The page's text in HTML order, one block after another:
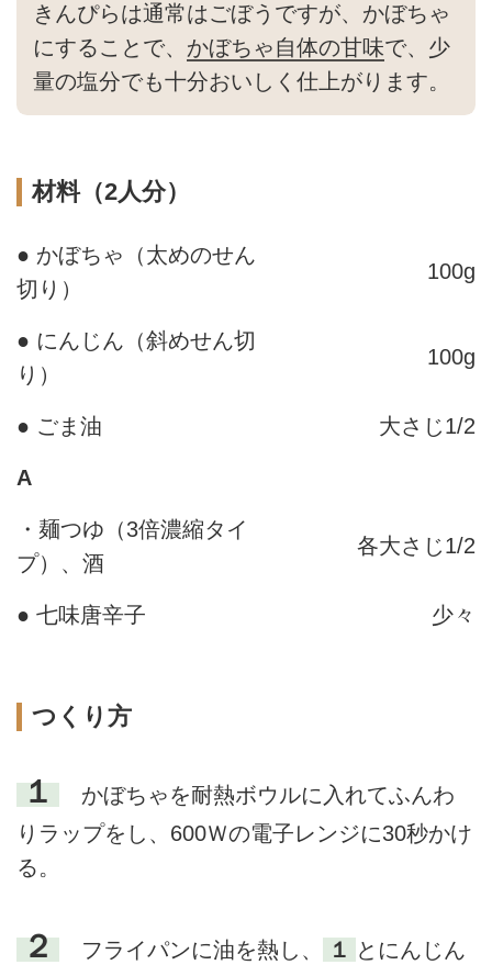
きんぴらは通常はごぼうですが、かぼちゃ
にすることで、 かぼちゃ自体の甘味で、少
量の塩分でも十分おいしく仕上がります。
材料（2人分）
● かぼちゃ（太めのせん
切り）
100g
● にんじん（斜めせん切
り）
100g
● ごま油 大さじ1/2
A
・麺つゆ（3倍濃縮タイ
プ）、酒
各大さじ1/2
● 七味唐辛子 少々
つくり方
１
かぼちゃを耐熱ボウルに入れてふんわ
りラップをし、600Ｗの電子レンジに30秒かけ
る。
２ フライパンに油を熱し、 １ とにんじん